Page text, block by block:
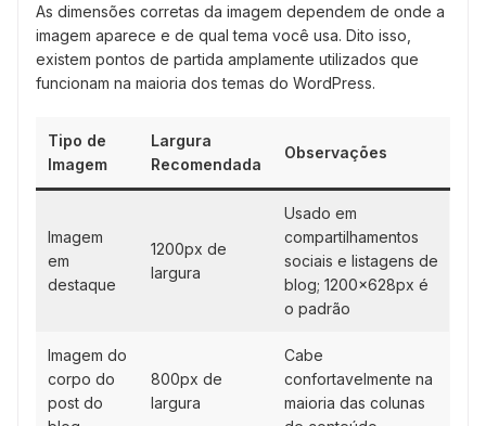
As dimensões corretas da imagem dependem de onde a
imagem aparece e de qual tema você usa. Dito isso,
existem pontos de partida amplamente utilizados que
funcionam na maioria dos temas do WordPress.
Tipo de
Imagem
Largura
Recomendada
Observações
Imagem
em
destaque
1200px de
largura
Usado em
compartilhamentos
sociais e listagens de
blog; 1200x628px é
o padrão
Imagem do
corpo do
post do
800px de
largura
Cabe
confortavelmente na
maioria das colunas